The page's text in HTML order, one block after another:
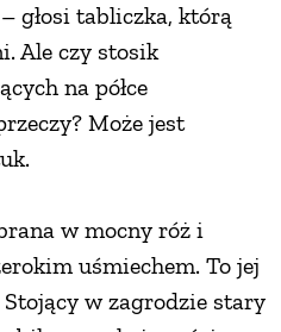
głosi tabliczka, którą
Ale czy stosik
na półce
Może jest
w mocny róż i
uśmiechem. To jej
w zagrodzie stary